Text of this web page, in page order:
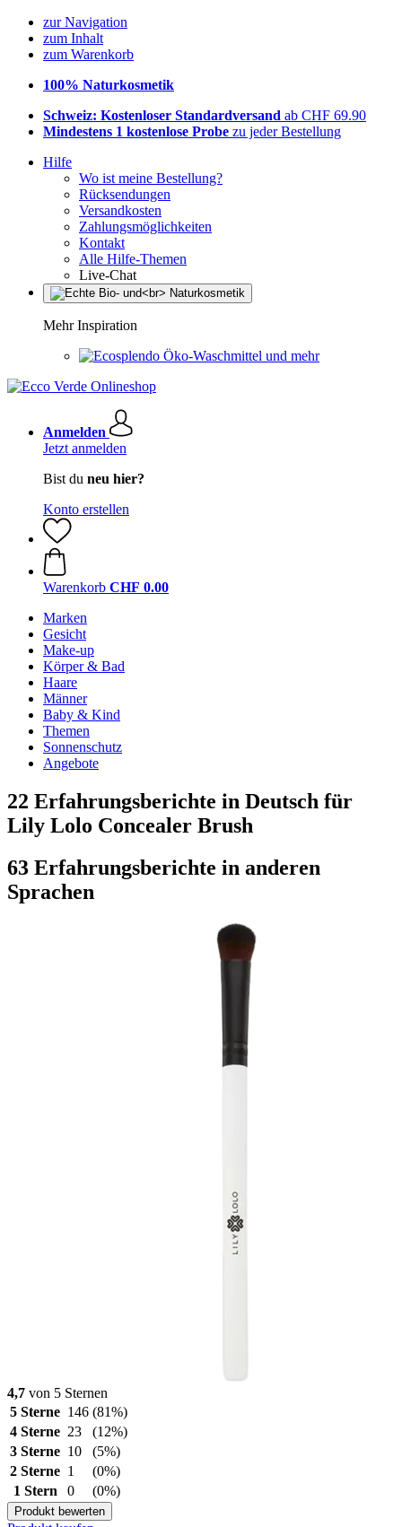
zur Navigation
zum Inhalt
zum Warenkorb
100% Naturkosmetik
Schweiz: Kostenloser Standardversand ab CHF 69.90
Mindestens 1 kostenlose Probe zu jeder Bestellung
Hilfe
Wo ist meine Bestellung?
Rücksendungen
Versandkosten
Zahlungsmöglichkeiten
Kontakt
Alle Hilfe-Themen
Live-Chat
Mehr Inspiration
Öko-Waschmittel und mehr
Anmelden
Jetzt anmelden
Bist du neu hier?
Konto erstellen
Warenkorb CHF 0.00
Marken
Gesicht
Make-up
Körper & Bad
Haare
Männer
Baby & Kind
Themen
Sonnenschutz
Angebote
22 Erfahrungsberichte in Deutsch für
Lily Lolo Concealer Brush
63 Erfahrungsberichte in anderen
Sprachen
4,7 von 5 Sternen
5 Sterne 146 (81%)
4 Sterne 23
(12%)
3 Sterne 10
(5%)
2 Sterne 1
(0%)
1 Stern
0 (0%)
Produkt bewerten